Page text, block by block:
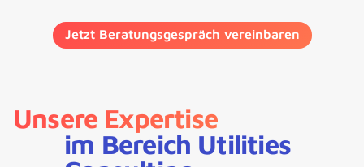
Jetzt Beratungsgespräch vereinbaren
Unsere Expertise
im Bereich Utilities